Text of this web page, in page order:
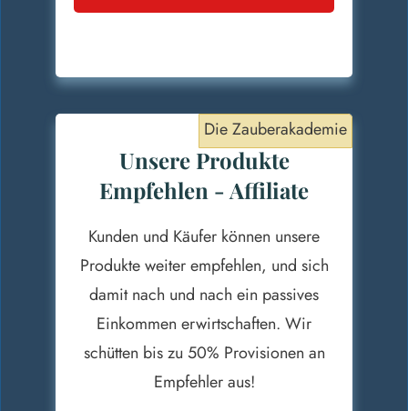
Die Zauberakademie
Unsere Produkte
Empfehlen - Affiliate
Kunden und Käufer können unsere
Produkte weiter empfehlen, und sich
damit nach und nach ein passives
Einkommen erwirtschaften. Wir
schütten bis zu 50% Provisionen an
Empfehler aus!